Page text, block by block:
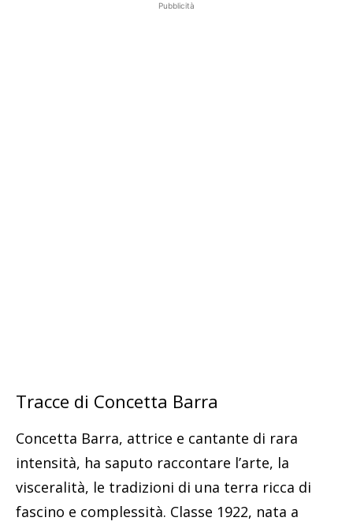
Pubblicità
Tracce di Concetta Barra
Concetta Barra, attrice e cantante di rara
intensità, ha saputo raccontare l’arte, la
visceralità, le tradizioni di una terra ricca di
fascino e complessità. Classe 1922, nata a